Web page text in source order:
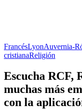
FrancésLyonAuvernia-
cristianaReligión
Escucha RCF,
muchas más
con la